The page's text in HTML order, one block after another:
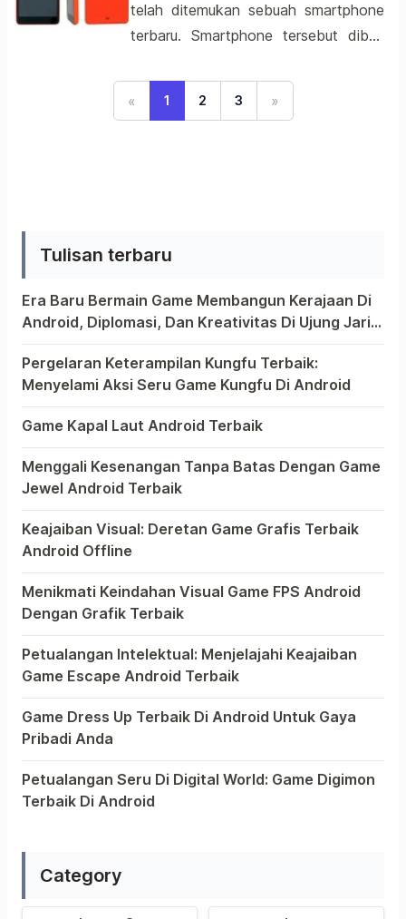
hasil desainnya yang ke semua itu
mendapatkan respon positif dari
530 yang hadir dengan menggunakan
Dual SIM, kali […]
telah ditemukan sebuah smartphone
terbaru. Smartphone tersebut diberi
merupakan salah satu hasil rancangan
“Microsoft”. Lumia RM-1090 juga […]
« 1 2 3 »
Tulisan terbaru
Era Baru Bermain Game Membangun Kerajaan Di
Android, Diplomasi, Dan Kreativitas Di Ujung Jari
Anda
Bermain game di platform Android telah menjadi bagian
Pergelaran Keterampilan Kungfu Terbaik:
Menyelami Aksi Seru Game Kungfu Di Android
Dunia game selalu menawarkan pengalaman yang
Game Kapal Laut Android Terbaik
Di dunia game Android yang kaya dengan berbagai
Menggali Kesenangan Tanpa Batas Dengan Game
Jewel Android Terbaik
Dalam hiruk-pikuk dunia game Android, ada satu genre
Keajaiban Visual: Deretan Game Grafis Terbaik
Android Offline
Ponsel pintar telah mengubah cara kita bermain game,
Menikmati Keindahan Visual Game FPS Android
Dengan Grafik Terbaik
Semakin berkembangnya teknologi di era digital saat
Petualangan Intelektual: Menjelajahi Keajaiban
Game Escape Android Terbaik
Dalam dunia game Android, genre escape telah
Game Dress Up Terbaik Di Android Untuk Gaya
Pribadi Anda
Saat ini, platform Android telah menjadi wadah
Petualangan Seru Di Digital World: Game Digimon
Terbaik Di Android
Category